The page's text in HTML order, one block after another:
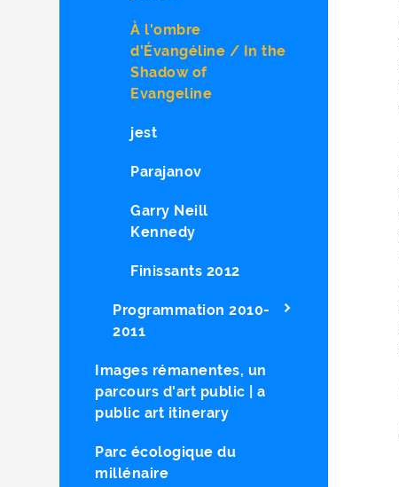
À l'ombre
d'Évangéline / In the
Shadow of
Evangeline
jest
Parajanov
Garry Neill
Kennedy
Finissants 2012
Programmation 2010-
2011
Images rémanentes, un
parcours d'art public | a
public art itinerary
Parc écologique du
millénaire